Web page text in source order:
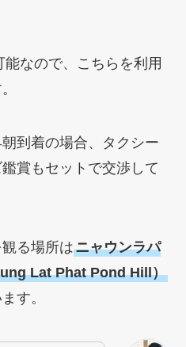
能なので、こちらを利用
到着の場合、タクシー
賞もセットで交渉して
る場所はニャウンラパ
Lat Phat Pond Hill）
す。